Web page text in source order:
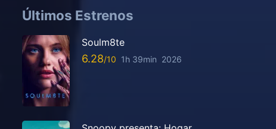
Últimos Estrenos
Soulm8te
6.28 1h 39min 2026